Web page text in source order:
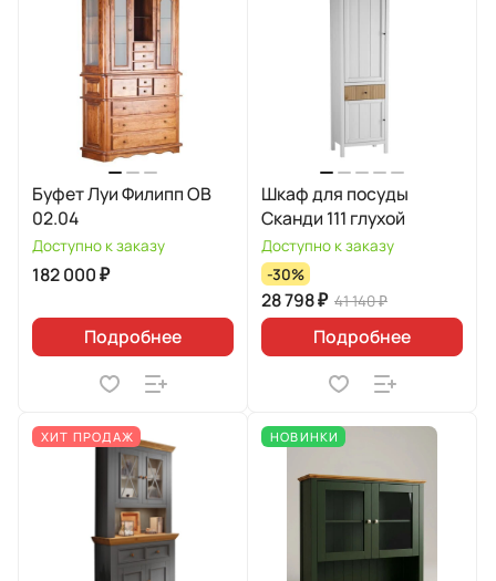
Буфет Луи Филипп ОВ
02.04
Доступно к заказу
182 000 ₽
Подробнее
Шкаф для посуды
Сканди 111 глухой
Доступно к заказу
-30%
28 798 ₽ 41 140 ₽
Подробнее
ХИТ ПРОДАЖ НОВИНКИ